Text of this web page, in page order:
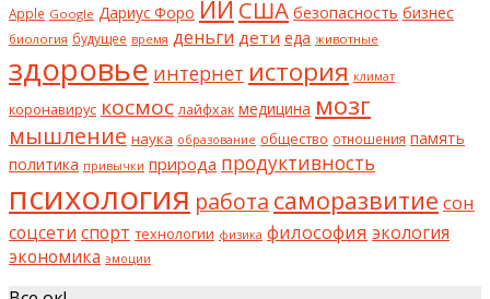
Apple Google Дариус Форо ИИ США безопасность бизнес
биология будущее время деньги дети еда животные
здоровье интернет история климат
коронавирус космос лайфхак медицина мозг
мышление наука образование общество отношения память
политика привычки природа продуктивность
психология работа саморазвитие сон
соцсети спорт технологии физика философия экология
экономика эмоции